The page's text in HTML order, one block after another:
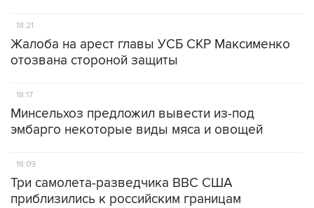
18:21
Жалоба на арест главы УСБ СКР Максименко
отозвана стороной защиты
18:17
Минсельхоз предложил вывести из-под
эмбарго некоторые виды мяса и овощей
18:09
Три самолета-разведчика ВВС США
приблизились к российским границам